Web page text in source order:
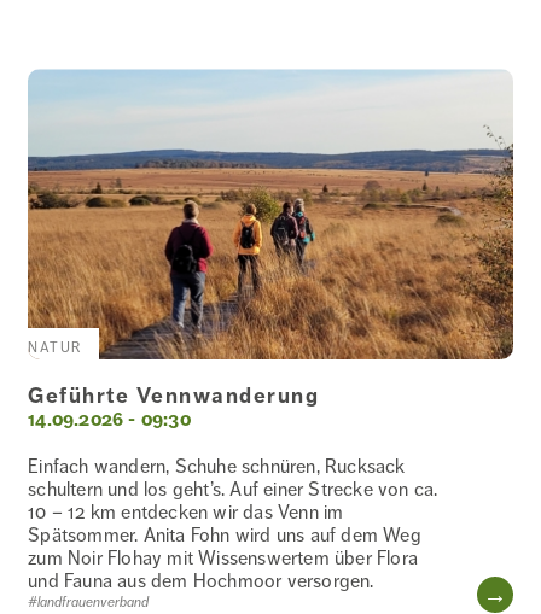
NATUR
14.09.2026 - 09:30
Geführte Vennwanderung
Einfach wandern, Schuhe schnüren, Rucksack
schultern und los geht’s. Auf einer Strecke von ca.
10 – 12 km entdecken wir das Venn im
Spätsommer. Anita Fohn wird uns auf dem Weg
zum Noir Flohay mit Wissenswertem über Flora
und Fauna aus dem Hochmoor versorgen.
#landfrauenverband